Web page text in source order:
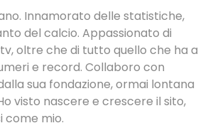
Innamorato delle statistiche,
del calcio. Appassionato di
oltre che di tutto quello che ha a
e record. Collaboro con
sua fondazione, ormai lontana
visto nascere e crescere il sito,
come mio.